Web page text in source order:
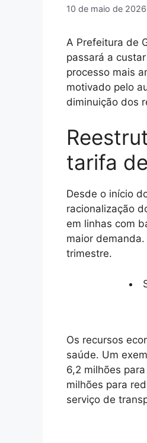
10 de maio de 2026
A Prefeitura de
passará a custar
processo mais
motivado pelo
diminuição dos
tarifa
Desde o início
racionalização
em linhas com
maior
trimestre.
Os recursos
saúde. Um
6,2 milhões
milhões para
serviço de